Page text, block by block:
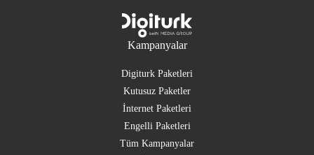
Kampanyalar
Digiturk Paketleri
Kutusuz Paketler
İnternet Paketleri
Engelli Paketleri
Tüm Kampanyalar